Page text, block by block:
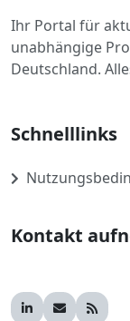
Ihr Portal für
unabhängige
Deutschland.
Schnelllinks
Kontakt